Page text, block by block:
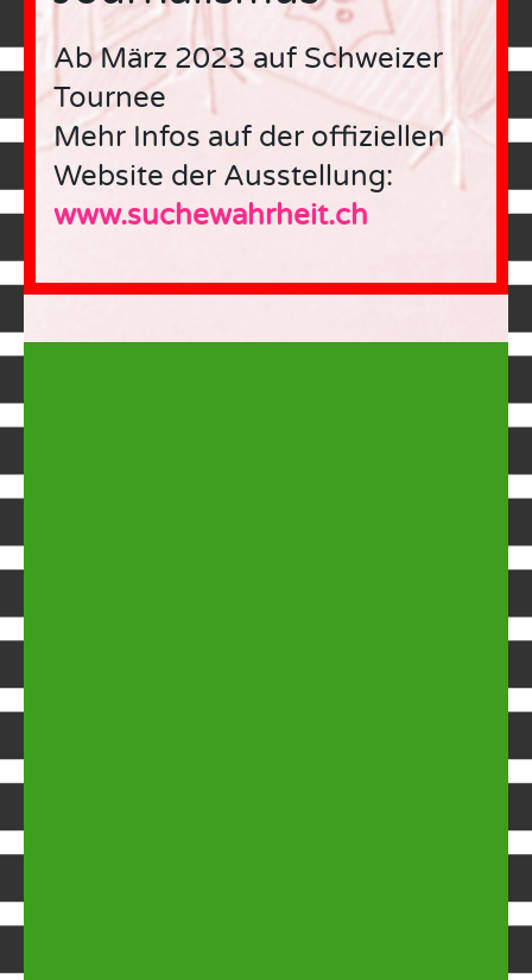
Ab März 2023 auf Schweizer
Tournee
Mehr Infos auf der offiziellen
Website der Ausstellung:
www.suchewahrheit.ch